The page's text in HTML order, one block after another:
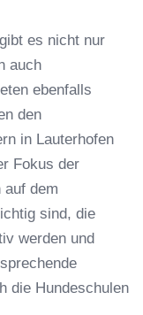
es nicht nur
auch
ebenfalls
den
in Lauterhofen
Fokus der
auf dem
sind, die
werden und
die Hundeschulen